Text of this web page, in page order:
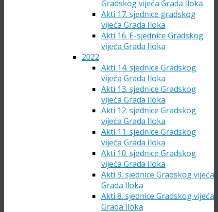
Gradskog vijeća Grada Iloka
Akti 17. sjednice gradskog
vijeća Grada Iloka
Akti 16. E-sjednice Gradskog
vijeća Grada Iloka
2022
Akti 14. sjednice Gradskog
vijeća Grada Iloka
Akti 13. sjednice Gradskog
vijeća Grada Iloka
Akti 12. sjednice Gradskog
vijeća Grada Iloka
Akti 11. sjednice Gradskog
vijeća Grada Iloka
Akti 10. sjednice Gradskog
vijeća Grada Iloka
Akti 9. sjednice Gradskog vijeća
Grada Iloka
Akti 8. sjednice Gradskog vijeća
Grada Iloka